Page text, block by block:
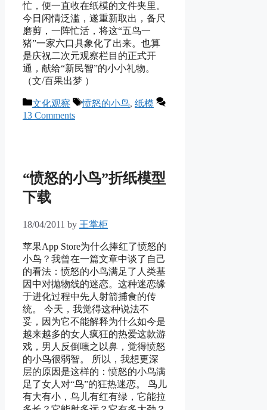
忙，便一直收在纸模的文件夹里。
今日闲情泛滥，遂重新取出，备尺
磨剪，一阵忙活，将这“五鸟一
猪”一家六口具象化了出来。也算
是庆祝二次元观察栏目的正式开
通，献给“新民智”的小小礼物。
（文/百果出梦 ）
Categories
文化观察 Tags
愤怒的小鸟, 纸模
13 Comments
“愤怒的小鸟”折纸模型
下载
18/04/2011 by 王掌柜
苹果App Store为什么捧红了愤怒的
小鸟？我曾在一篇文章中谈了自己
的看法：愤怒的小鸟满足了人类基
因中对抛物线的迷恋。这种迷恋缘
于进化过程中先人射箭捕食的传
统。 今天，我觉得这种说法不
妥，因为它不能解释为什么如今是
越来越多的女人疯狂的热爱这款游
戏，男人反倒嗤之以鼻，觉得愤怒
的小鸟很弱智。 所以，我想更深
层的原因是这样的：愤怒的小鸟满
足了女人对“鸟”的狂热迷恋。 鸟儿
有大有小，鸟儿有红有绿，它能拉